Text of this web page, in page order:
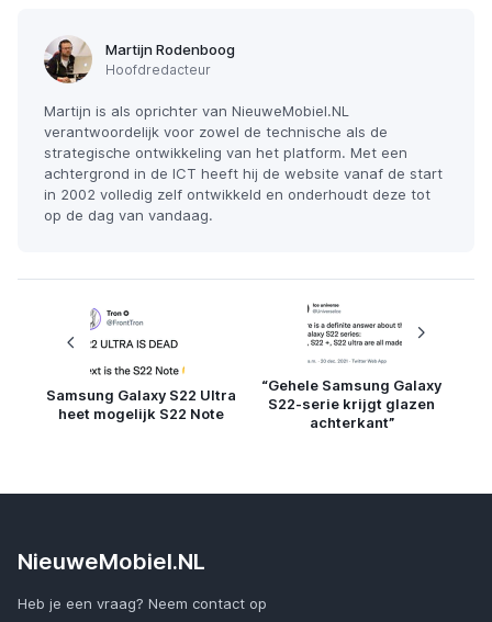
Martijn Rodenboog
Hoofdredacteur
Martijn is als oprichter van NieuweMobiel.NL
verantwoordelijk voor zowel de technische als de
strategische ontwikkeling van het platform. Met een
achtergrond in de ICT heeft hij de website vanaf de start
in 2002 volledig zelf ontwikkeld en onderhoudt deze tot
op de dag van vandaag.
Samsung Galaxy S22 Ultra
heet mogelijk S22 Note
“Gehele Samsung Galaxy
S22-serie krijgt glazen
achterkant”
NieuweMobiel.NL
Heb je een vraag? Neem contact op